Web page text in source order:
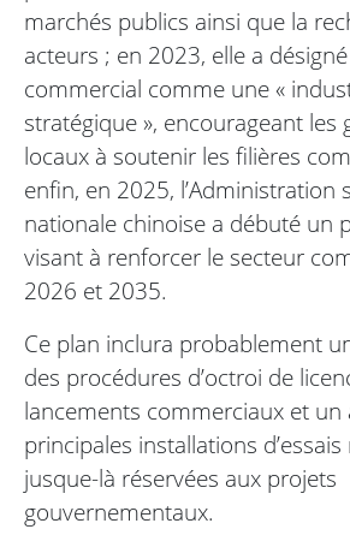
marchés publics ainsi que la
acteurs ; en 2023, elle a désigné
commercial comme une «
stratégique », encourageant les
locaux à soutenir les filières
enfin, en 2025, l’Administration
nationale chinoise a débuté un
visant à renforcer le secteur
2026 et 2035.
Ce plan inclura probablement
des procédures d’octroi de
lancements commerciaux et un
principales installations
jusque-là réservées aux projets
gouvernementaux.